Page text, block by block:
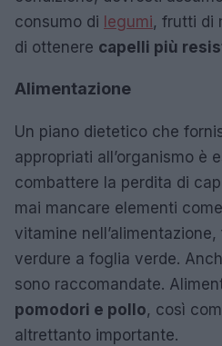
consumo di legumi, frutti di
di ottenere capelli più
Alimentazione
Un piano dietetico che
appropriati all’organismo è
combattere la perdita di
mai mancare elementi
vitamine
verdure a foglia verde.
sono raccomandate.
pomodori e pollo, così
altrettanto importante.